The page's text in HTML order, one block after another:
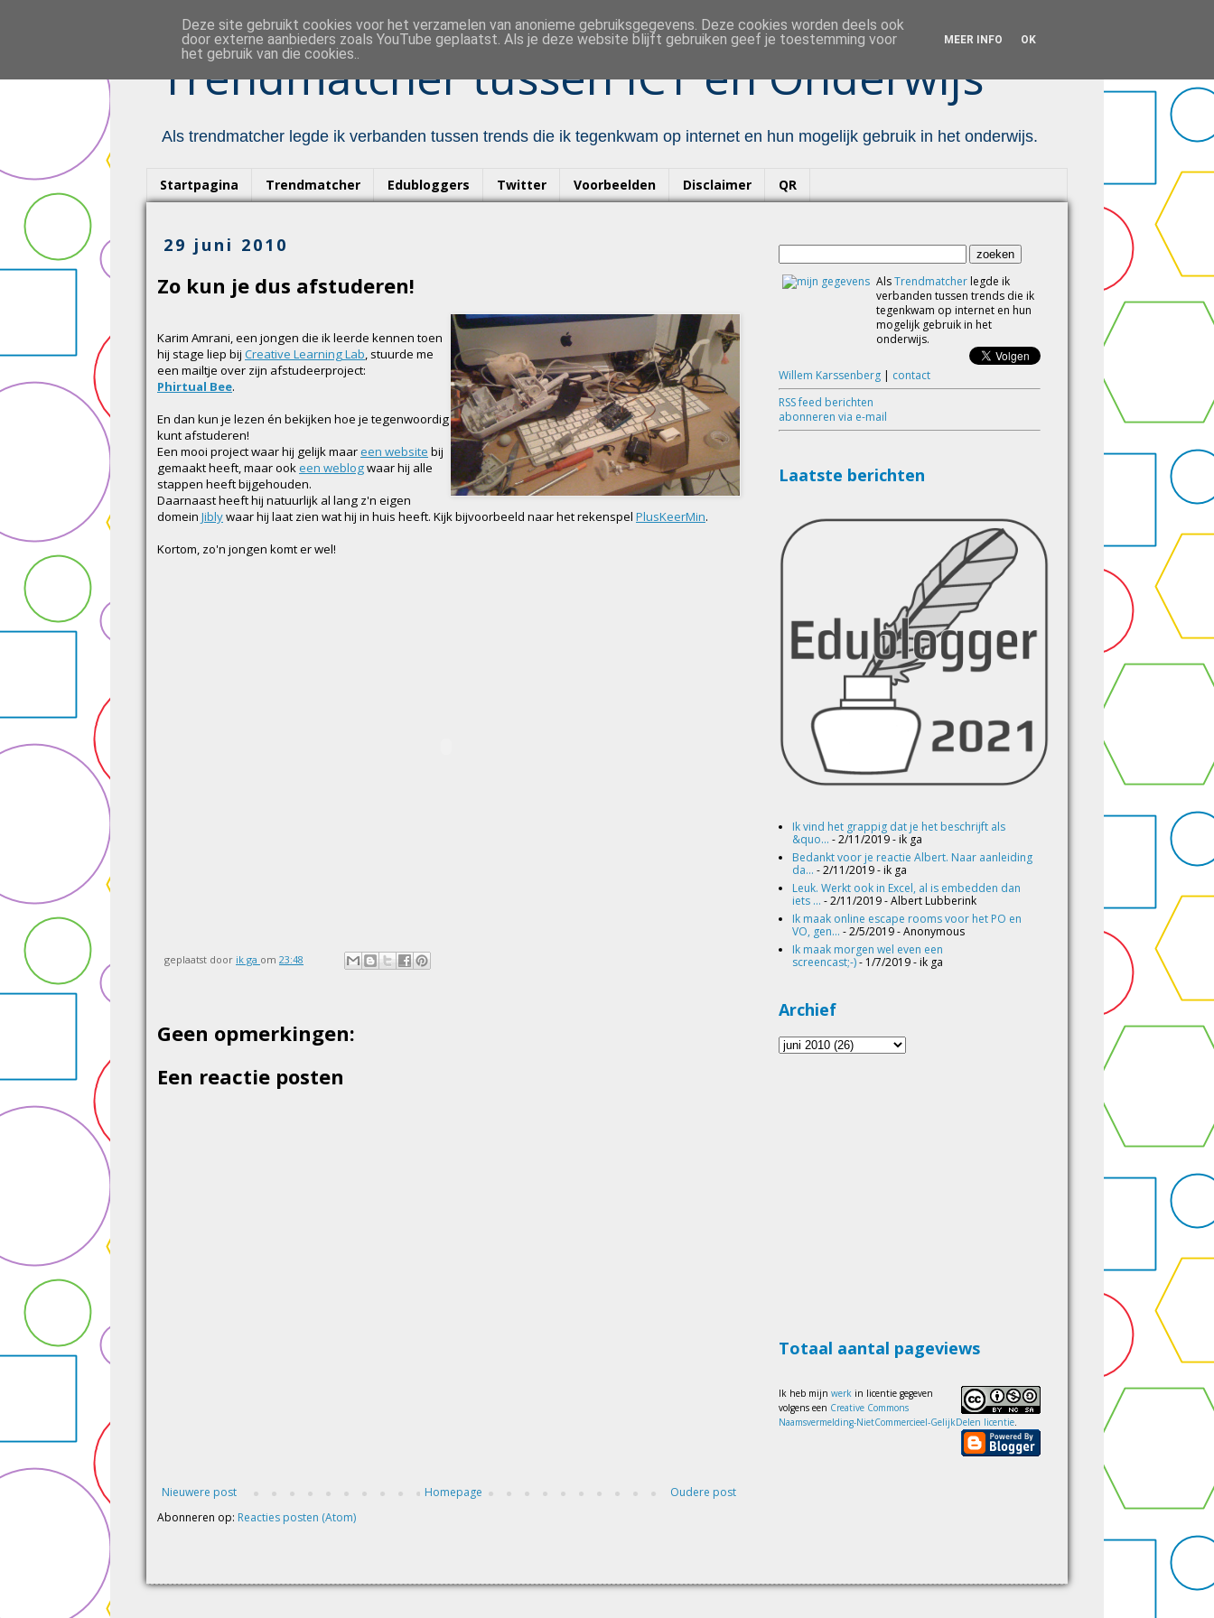
Trendmatcher tussen ICT en Onderwijs ™
Als trendmatcher legde ik verbanden tussen trends die ik tegenkwam op internet en hun mogelijk gebruik in het onderwijs.
Startpagina Trendmatcher Edubloggers Twitter Voorbeelden Disclaimer QR
29 juni 2010
Zo kun je dus afstuderen!
Karim Amrani, een jongen die ik leerde kennen toen
hij stage liep bij Creative Learning Lab, stuurde me
een mailtje over zijn afstudeerproject:
Phirtual Bee.
En dan kun je lezen én bekijken hoe je tegenwoordig
kunt afstuderen!
Een mooi project waar hij gelijk maareen website bij
gemaakt heeft, maar ookeen weblogwaar hij alle
stappen heeft bijgehouden.
Daarnaast heeft hij natuurlijk al lang z'n eigen
domein Jiblywaar hij laat zien wat hij in huis heeft. Kijk bijvoorbeeld naar het rekenspel PlusKeerMin.
Kortom, zo'n jongen komt er wel!
geplaatst door ik ga om 23:48
Geen opmerkingen:
Een reactie posten
Nieuwere post Oudere post
Homepage
Abonneren op: Reacties posten (Atom)
AlsTrendmatcher legde ik
verbanden tussen trends die ik
tegenkwam op internet en hun
mogelijk gebruik in het
onderwijs.
Willem Karssenberg | contact
RSS feed berichten
abonneren via e-mail
Laatste berichten
Ik vind het grappig dat je het beschrijft als
&quo... - 2/11/2019- ik ga
Bedankt voor je reactie Albert. Naar aanleiding
da... - 2/11/2019- ik ga
Leuk. Werkt ook in Excel, al is embedden dan
iets ... - 2/11/2019- Albert Lubberink
Ik maak online escape rooms voor het PO en
VO, gen... - 2/5/2019- Anonymous
Ik maak morgen wel even een
screencast;-)- 1/7/2019- ik ga
Archief
Totaal aantal pageviews
Ik heb mijn werk in licentie gegeven
volgens een Creative Commons
Naamsvermelding-NietCommercieel-GelijkDelen licentie
Deze site gebruikt cookies voor het verzamelen van anonieme gebruiksgegevens. Deze cookies worden deels ook
door externe aanbieders zoals YouTube geplaatst. Als je deze website blijft gebruiken geef je toestemming voor
het gebruik van die cookies..
MEER INFO OK